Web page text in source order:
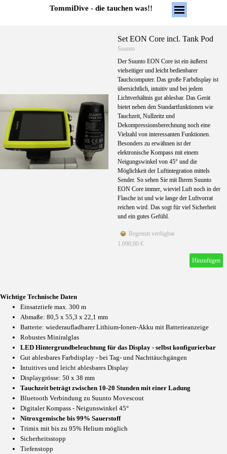
Direkt zum SeiteninhaltTommiDive - die tauchen was!! Menü
Set EON Core incl. Tank Pod
Suunto
Der Suunto EON Core ist ein äußerst
vielseitiger und leicht bedienbarer
Tauchcomputer. Das große Farbdisplay ist
übersichtlich, intuitiv und bei jedem
Lichtverhältnis gut ablesbar. Das Gerät
bietet neben den Standartfunktionen wie
Tauchzeit, Nullzeitz und
Dekompressionsberechnung noch eine
Vielzahl von interessanten Funktionen.
Besonders zu erwähnen ist der
elektronische Kompass mit einem
Neigungswinkel von 45° und die
Möglichkeit der Luftintegration mittels
Sender. So sehen Sie mit Ihrem Suunto
EON Core immer, wieviel Luft noch in der
Flasche ist und wie lange der Luftvorrat
reichen wird. Das sogt für viel Sicherheit
und ein gutes Gefühl.
Begrenzt verfügbar
1.098,00 €
Hinzufügen
Wichtige Technische Daten
Einsatztiefe max. 300 m
Abmaße: 80,5 x 55,3 x 22,1 mm
Batterie: wiederaufladbarer Lithium-Ionen-Akku mit Batterieanzeige
Robustes Miniralglas
LED Hintergrundbeleuchtung für das Display - selbst konfigurierbar
Gut ablesbares Farbdisplay - bei Tag- und Nachttäuchgängen
Intuitives und leicht ablesbares Display
Displaygrösse: 50 x 38 mm
Tauchzeit beträgt zwischen 10-20 Stunden mit einer Ladung
Bluetooth Verbindung zu Suunto Movescout
Digitaler Kompass - Neigunswinkel 45°
Nitroxgemische bis 99% Sauerstoff
Trimix mit bis zu 95% Helium möglich
Sicherheitsstopp
Tiefenstopp